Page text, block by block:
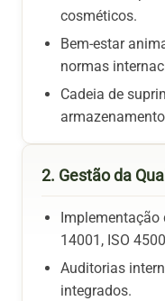
cosméticos.
Bem-estar
normas
Cadeia de
2. Gestão da
Implementação
14001, ISO
Auditorias
integrados.